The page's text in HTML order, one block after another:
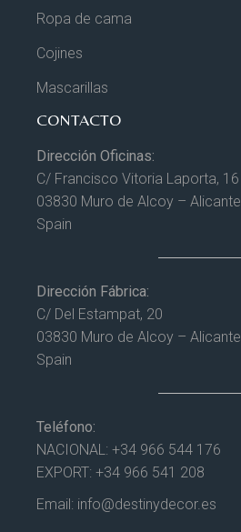
Ropa de cama
Cojines
Mascarillas
CONTACTO
Dirección Oficinas:
C/ Francisco Vitoria Laporta, 16
03830 Muro de Alcoy – Alicante
Spain
Dirección Fábrica:
C/ Del Estampat, 20
03830 Muro de Alcoy – Alicante
Spain
Teléfono:
NACIONAL:+34 966 544 176
EXPORT:+34 966 541 208
Email: info@destinydecor.es